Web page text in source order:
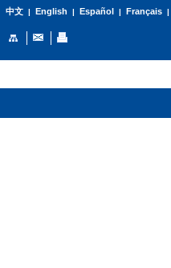
中文| English | Español | Français|